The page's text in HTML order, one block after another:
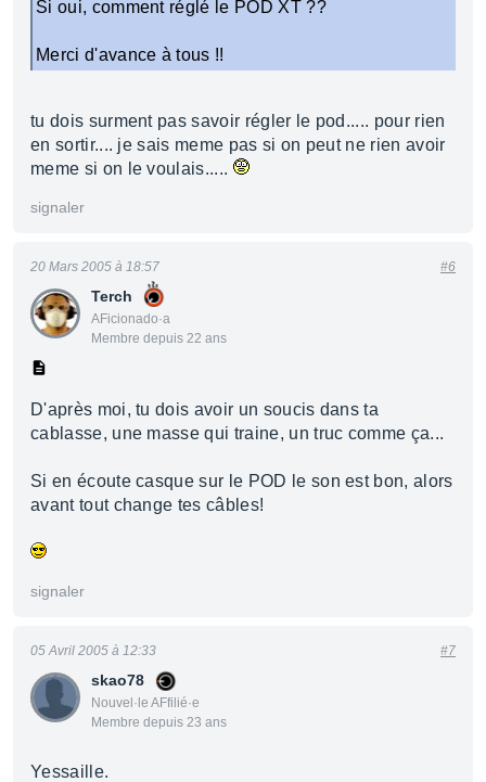
Si oui, comment réglé le POD XT ??
Merci d'avance à tous !!
tu dois surment pas savoir régler le pod..... pour rien
en sortir.... je sais meme pas si on peut ne rien avoir
meme si on le voulais.....
signaler
Terch
AFicionado·a
Membre depuis 22 ans
20 Mars 2005 à 18:57 #6
D'après moi, tu dois avoir un soucis dans ta
cablasse, une masse qui traine, un truc comme ça...
Si en écoute casque sur le POD le son est bon, alors
avant tout change tes câbles!
signaler
skao78
Nouvel·le AFfilié·e
Membre depuis 23 ans
05 Avril 2005 à 12:33 #7
Yessaille.